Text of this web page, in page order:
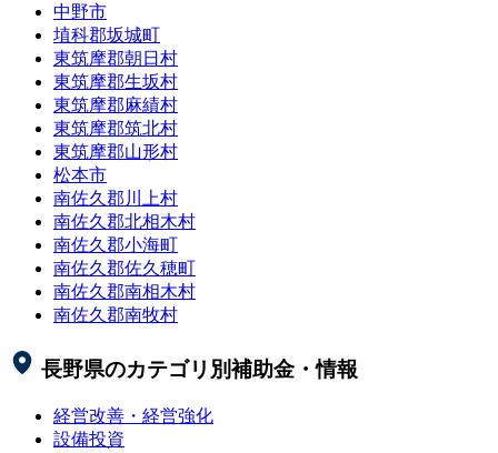
中野市
埴科郡坂城町
東筑摩郡朝日村
東筑摩郡生坂村
東筑摩郡麻績村
東筑摩郡筑北村
東筑摩郡山形村
松本市
南佐久郡川上村
南佐久郡北相木村
南佐久郡小海町
南佐久郡佐久穂町
南佐久郡南相木村
南佐久郡南牧村
長野県のカテゴリ別補助金・情報
経営改善・経営強化
設備投資